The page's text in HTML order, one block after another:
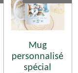
Mug
personnalisé
spécial